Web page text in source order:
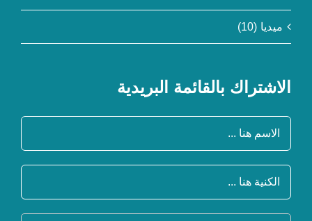
ميديا (10)
الاشتراك بالقائمة البريدية